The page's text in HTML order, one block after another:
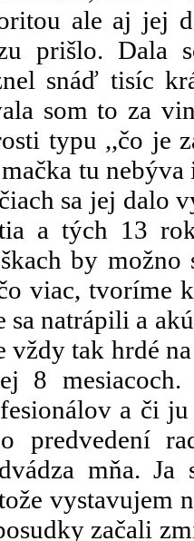
ale aj jej
prišlo. Dala
snáď tisíc
som to za
typu ,,čo je
tu
sa jej dalo
a tých 13
by možno
viac, tvoríme
sa natrápili a
vždy tak hrdé
8
a či
predvedení
mňa.
vystavujem
začali